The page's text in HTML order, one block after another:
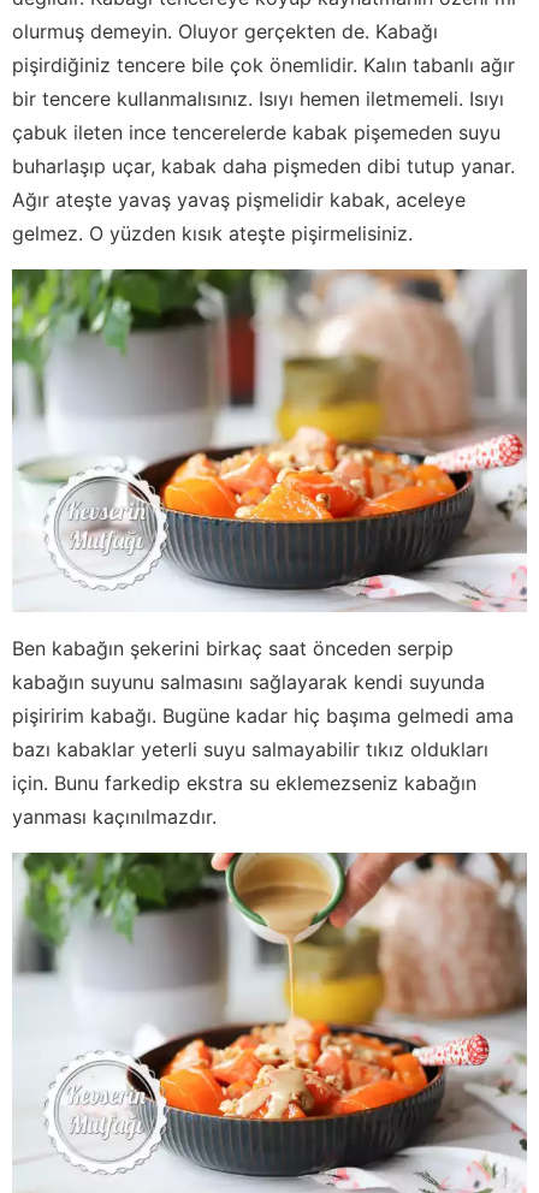
olurmuş demeyin. Oluyor gerçekten de. Kabağı
pişirdiğiniz tencere bile çok önemlidir. Kalın tabanlı ağır
bir tencere kullanmalısınız. Isıyı hemen iletmemeli. Isıyı
çabuk ileten ince tencerelerde kabak pişemeden suyu
buharlaşıp uçar, kabak daha pişmeden dibi tutup yanar.
Ağır ateşte yavaş yavaş pişmelidir kabak, aceleye
gelmez. O yüzden kısık ateşte pişirmelisiniz.
Ben kabağın şekerini birkaç saat önceden serpip
kabağın suyunu salmasını sağlayarak kendi suyunda
pişiririm kabağı. Bugüne kadar hiç başıma gelmedi ama
bazı kabaklar yeterli suyu salmayabilir tıkız oldukları
için. Bunu farkedip ekstra su eklemezseniz kabağın
yanması kaçınılmazdır.